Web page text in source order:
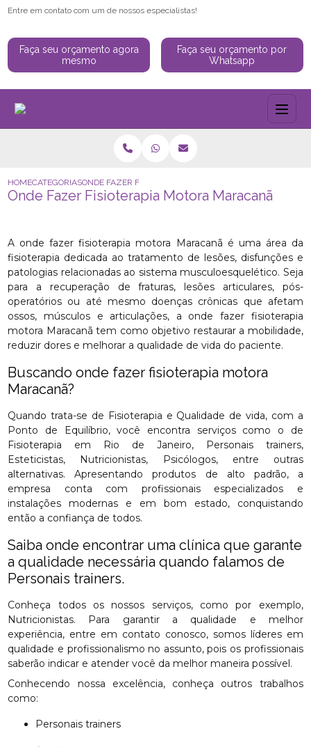
Entre em contato com um de nossos especialistas!
Faça seu orçamento agora
mesmo
Faça seu orçamento por
Whatsapp
HOMECATEGORIASONDE FAZER FISIOTERAPIA MOTORA MARACANÃ
Onde Fazer Fisioterapia Motora Maracanã
A onde fazer fisioterapia motora Maracanã é uma área da
fisioterapia dedicada ao tratamento de lesões, disfunções e
patologias relacionadas ao sistema musculoesquelético. Seja
para a recuperação de fraturas, lesões articulares, pós-
operatórios ou até mesmo doenças crônicas que afetam
ossos, músculos e articulações, a onde fazer fisioterapia
motora Maracanã tem como objetivo restaurar a mobilidade,
reduzir dores e melhorar a qualidade de vida do paciente.
Buscando onde fazer fisioterapia motora
Maracanã?
Quando trata-se de Fisioterapia e Qualidade de vida, com a
Ponto de Equilíbrio, você encontra serviços como o de
Fisioterapia em Rio de Janeiro, Personais trainers,
Esteticistas, Nutricionistas, Psicólogos, entre outras
alternativas. Apresentando produtos de alto padrão, a
empresa conta com profissionais especializados e
instalações modernas e em bom estado, conquistando
então a confiança de todos.
Saiba onde encontrar uma clínica que garante
a qualidade necessária quando falamos de
Personais trainers.
Conheça todos os nossos serviços, como por exemplo,
Nutricionistas. Para garantir a qualidade e melhor
experiência, entre em contato conosco, somos líderes em
qualidade e profissionalismo no assunto, pois os profissionais
saberão indicar e atender você da melhor maneira possível.
Conhecendo nossa excelência, conheça outros trabalhos
como:
Personais trainers